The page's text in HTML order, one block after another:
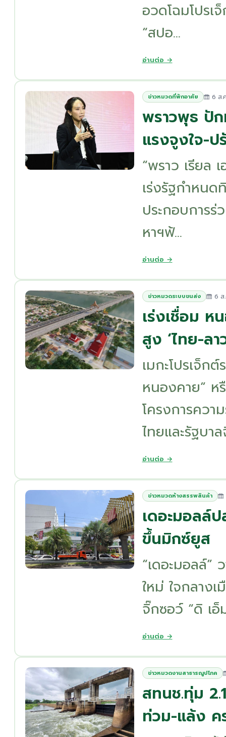
อวดโฉมโปร
“สปอ...
อ่านต่อ →
ข่าวหมวดที่พักอาศัย 6 ส.
พราวพุธ ปัก
แรงจูงใจ-
“พราว เรียล
เร่งรัฐกำหน
ประกอบการ
หาฯฟ้...
อ่านต่อ →
ข่าวหมวดระบบขนส่ง 6 ส
เร่งเชื่อม ห
สูง ‘ไทย-ลา
เมกะโปรเจ็ก
หนองคาย” ห
โครงการควา
ไทยและรัฐบา
อ่านต่อ →
ข่าวหมวดห้างสรรพสินค้า
เดอะมอลล์
ขึ้นมิกซ์ยูส
“เดอะมอลล์
ใหม่ ใจกลาง
จิ๊กซอว์ “ดิ เ
อ่านต่อ →
ข่าวหมวดงานสาธารณูปโภค
สทนช.ทุ่ม
ท่วม-แล้ง